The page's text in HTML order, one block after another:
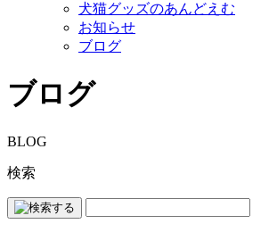
犬猫グッズのあんどえむ
お知らせ
ブログ
ブログ
BLOG
検索